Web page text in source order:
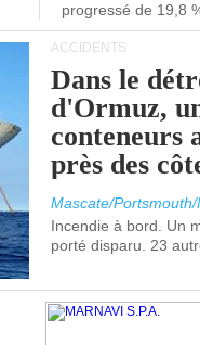
progressé de 19,8
ACCIDENTS
Dans le
d'Ormuz,
conteneurs
près des
Mascate/
Incendie à bord. Un
porté disparu. 23